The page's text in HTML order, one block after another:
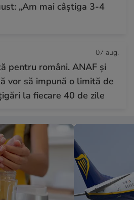
„Am mai câștiga 3-4
07 aug.
pentru români. ANAF și
vor să impună o limită de
la fiecare 40 de zile